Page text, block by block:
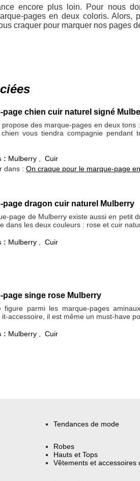
encore plus loin. Pour nous
pages en deux coloris. Alors,
craquer pour marquer nos pages
page chien cuir naturel signé
propose des marque-pages en deux tons
vous tiendra compagnie pendant
: Mulberry ,Cuir
dans :On craque pour le marque-page
page dragon cuir naturel Mulberry
page de Mulberry existe aussi en petit
dans les deux couleurs : rose et cuir
: Mulberry ,Cuir
page singe rose Mulberry
figure parmi les marque-pages
it-accessoire, il est même un must-have
: Mulberry ,Cuir
Tendances de mode
Robes
Hauts et Tops
Vêtements et accessoires